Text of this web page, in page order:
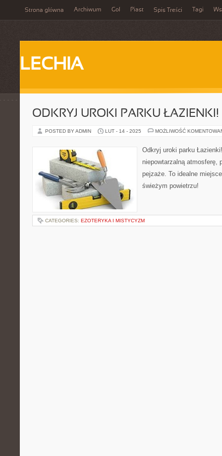
Strona główna Archiwum Gol Piast Spis Treści Tagi
LECHIA
ODKRYJ UROKI PARKU ŁAZIENKI!
POSTED BY ADMIN LUT - 14 - 2025 MOŻLIWOŚĆ
Odkryj uroki parku
niepowtarzalną atmosferę,
pejzaże. To idealne
świeżym powietrzu!
CATEGORIES: EZOTERYKA I MISTYCYZM